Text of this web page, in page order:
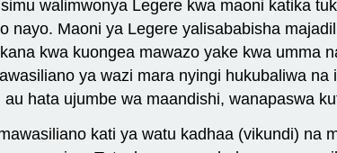
walimwonya Legere kwa maoni katika
nayo. Maoni ya Legere yalisababisha
kwa kuongea mawazo yake kwa umma
ya wazi mara nyingi hukubaliwa
hata ujumbe wa maandishi, wanapaswa
kati ya watu kadhaa (vikundi) na